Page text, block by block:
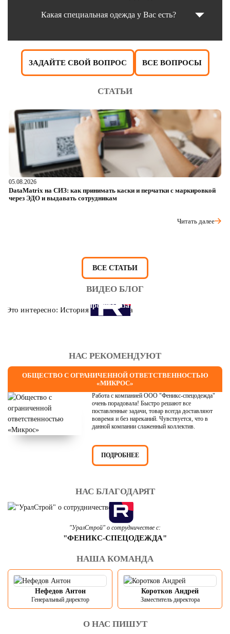
Какая специальная одежда у Вас есть?
ЗАДАЙТЕ СВОЙ ВОПРОС ВСЕ ВОПРОСЫ
СТАТЬИ
05.08.2026
DataMatrix на СИЗ: как принимать каски и перчатки с маркировкой
через ЭДО и выдавать сотрудникам
Читать далее
ВСЕ СТАТЬИ
ВИДЕО БЛОГ
Это интересно: История противогаза
НАС РЕКОМЕНДУЮТ
ОБЩЕСТВО С ОГРАНИЧЕННОЙ ОТВЕТСТВЕННОСТЬЮ
«МИКРОС»
Работа с компанией ООО "Феникс-спецодежда"
очень порадовала! Быстро решают все
поставленные задачи, товар всегда доставляют
вовремя и без нареканий. Чувствуется, что в
данной компании слаженный коллектив.
ПОДРОБНЕЕ
НАС БЛАГОДАРЯТ
"УралСтрой" о сотрудничестве с:
"ФЕНИКС-СПЕЦОДЕЖДА"
НАША КОМАНДА
Нефедов Антон
Генеральный директор
Коротков Андрей
Заместитель директора
О НАС ПИШУТ